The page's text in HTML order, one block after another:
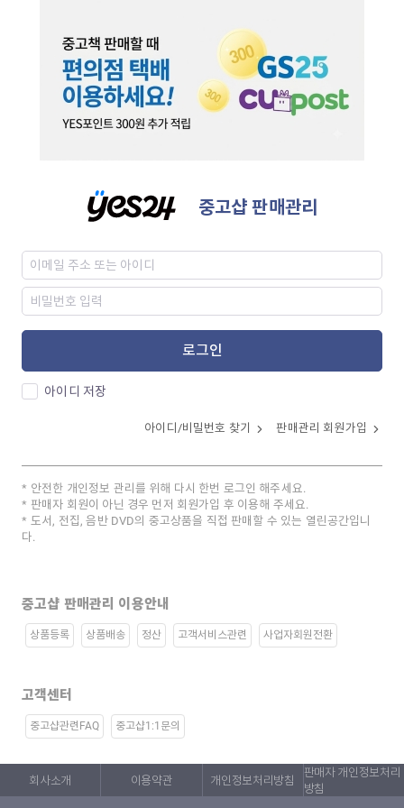
중고샵 판매관리
로그인
아이디 저장
아이디/비밀번호 찾기 판매관리 회원가입
안전한 개인정보 관리를 위해 다시 한번 로그인 해주세요.
판매자 회원이 아닌 경우 먼저 회원가입 후 이용해 주세요.
도서, 전집, 음반 DVD의 중고상품을 직접 판매할 수 있는 열린공간입니
다.
중고샵 판매관리 이용안내
상품등록 상품배송 정산 고객서비스관련 사업자회원전환
고객센터
중고샵관련FAQ 중고샵1:1문의
회사소개 이용약관 개인정보처리방침
판매자 개인정보처리
방침